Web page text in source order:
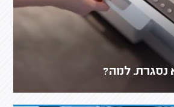
נסגרת. למה?